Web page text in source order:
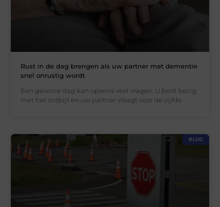
Rust in de dag brengen als uw partner met dementie
snel onrustig wordt
Een gewone dag kan opeens veel vragen. U bent bezig
met het ontbijt en uw partner vraagt voor de vijfde
BLOG